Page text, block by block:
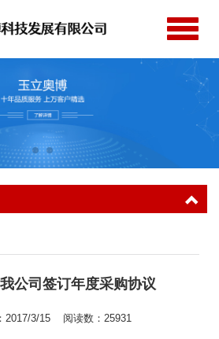
切
导
网站首页
公司签订年度采购协议
2017/3/15 阅读数：25931